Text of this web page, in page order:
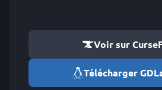
Voir sur
Télécharger